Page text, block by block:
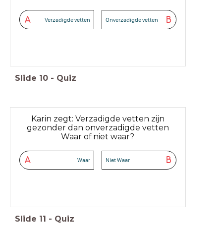
A Verzadigde vetten B
Onverzadigde vetten
Slide 10 - Quiz
Karin zegt: Verzadigde vetten zijn
gezonder dan onverzadigde vetten
Waar of niet waar?
A Waar B
Niet Waar
Slide 11 - Quiz